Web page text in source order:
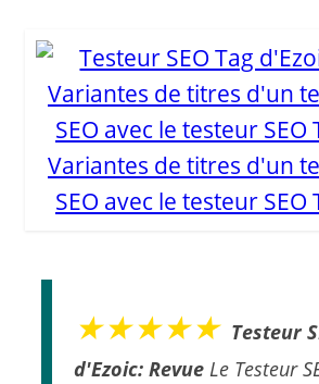
Variantes de titres d'un
SEO avec le testeur SEO
★★★★★ Testeur
d'Ezoic: Revue Le Testeur